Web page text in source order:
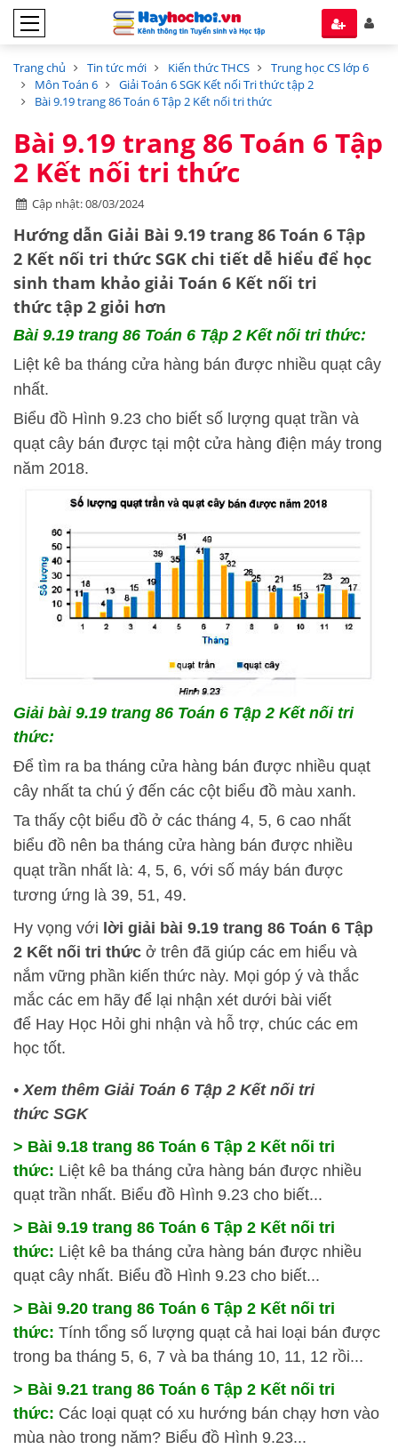
Trang chủ Tin tức mới Kiến thức THCS
Trung học CS lớp 6
Môn Toán 6
Giải Toán 6 SGK Kết nối Tri thức tập 2
Bài 9.19 trang 86 Toán 6 Tập 2 Kết nối tri thức
Bài 9.19 trang 86 Toán 6 Tập
2 Kết nối tri thức
Cập nhật: 08/03/2024
Hướng dẫn Giải Bài 9.19 trang 86 Toán 6 Tập
2 Kết nối tri thức SGK chi tiết dễ hiểu để học
sinh tham khảo giải Toán 6 Kết nối tri
thức tập 2 giỏi hơn
Bài 9.19 trang 86 Toán 6 Tập 2 Kết nối tri thức:
Liệt kê ba tháng cửa hàng bán được nhiều quạt cây
nhất.
Biểu đồ Hình 9.23 cho biết số lượng quạt trần và
quạt cây bán được tại một cửa hàng điện máy trong
năm 2018.
Giải bài 9.19 trang 86 Toán 6 Tập 2 Kết nối tri
thức:
Để tìm ra ba tháng cửa hàng bán được nhiều quạt
cây nhất ta chú ý đến các cột biểu đồ màu xanh.
Ta thấy cột biểu đồ ở các tháng 4, 5, 6 cao nhất
biểu đồ nên ba tháng cửa hàng bán được nhiều
quạt trần nhất là: 4, 5, 6, với số máy bán được
tương ứng là 39, 51, 49.
Hy vọng với lời giải bài 9.19 trang 86 Toán 6 Tập
2 Kết nối tri thức ở trên đã giúp các em hiểu và
nắm vững phần kiến thức này. Mọi góp ý và thắc
mắc các em hãy để lại nhận xét dưới bài viết
để Hay Học Hỏi ghi nhận và hỗ trợ, chúc các em
học tốt.
•Xem thêm Giải Toán 6 Tập 2 Kết nối tri
thức SGK
> Bài 9.18 trang 86 Toán 6 Tập 2 Kết nối tri
thức: Liệt kê ba tháng cửa hàng bán được nhiều
quạt trần nhất. Biểu đồ Hình 9.23 cho biết...
> Bài 9.19 trang 86 Toán 6 Tập 2 Kết nối tri
thức: Liệt kê ba tháng cửa hàng bán được nhiều
quạt cây nhất. Biểu đồ Hình 9.23 cho biết...
> Bài 9.20 trang 86 Toán 6 Tập 2 Kết nối tri
thức: Tính tổng số lượng quạt cả hai loại bán được
trong ba tháng 5, 6, 7 và ba tháng 10, 11, 12 rồi...
> Bài 9.21 trang 86 Toán 6 Tập 2 Kết nối tri
thức: Các loại quạt có xu hướng bán chạy hơn vào
mùa nào trong năm? Biểu đồ Hình 9.23...